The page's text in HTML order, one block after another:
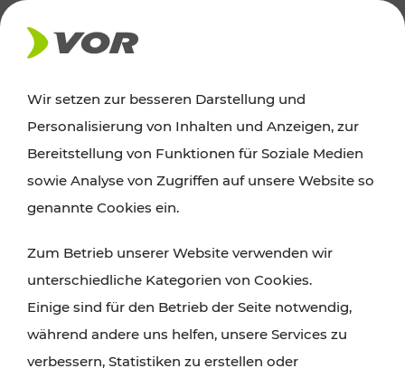
AKTUELLES
Ausflugstipps
Wien, Niederösterreich und das Burgenland
Wanderungen, Kultur und Gastronomie,
Radtouren oder purer Naturgenuss – viele
Attraktionen sind mit den Ticket- und Fahrplan-
Angeboten des VOR gut und schnell erreichbar.
Wir setzen zur besseren Darstellung und
Personalisierung von Inhalten und Anzeigen, zur
Bereitstellung von Funktionen für Soziale Medien
sowie Analyse von Zugriffen auf unsere Website so
genannte Cookies ein.
Zum Betrieb unserer Website verwenden wir
unterschiedliche Kategorien von Cookies.
Einige sind für den Betrieb der Seite notwendig,
während andere uns helfen, unsere Services zu
verbessern, Statistiken zu erstellen oder